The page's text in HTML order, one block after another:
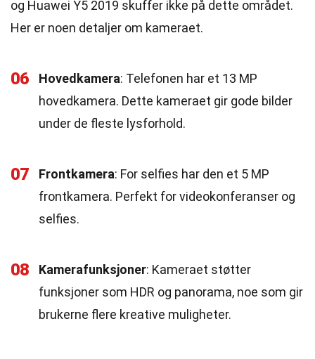
og Huawei Y5 2019 skuffer ikke på dette området.
Her er noen detaljer om kameraet.
06 Hovedkamera: Telefonen har et 13 MP
hovedkamera. Dette kameraet gir gode bilder
under de fleste lysforhold.
07 Frontkamera: For selfies har den et 5 MP
frontkamera. Perfekt for videokonferanser og
selfies.
08 Kamerafunksjoner: Kameraet støtter
funksjoner som HDR og panorama, noe som gir
brukerne flere kreative muligheter.